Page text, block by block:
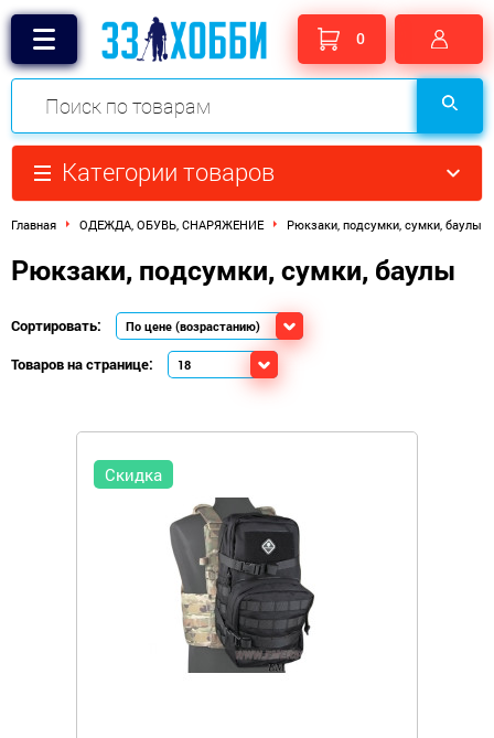
0
Категории товаров
Главная ОДЕЖДА, ОБУВЬ, СНАРЯЖЕНИЕ Рюкзаки, подсумки, сумки, баулы
Рюкзаки, подсумки, сумки, баулы
Сортировать:
Товаров на странице:
Скидка